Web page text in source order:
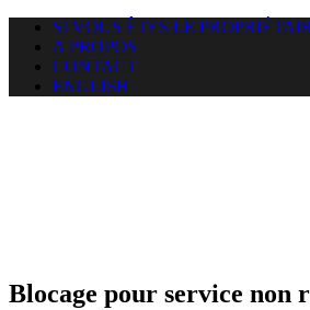
SI VOUS ÊTES LE
A PROPOS
CONTACT
ENGLISH
Blocage pour service non